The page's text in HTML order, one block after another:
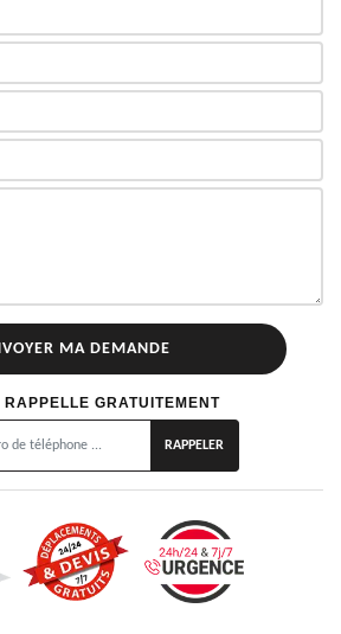
RAPPELLE GRATUITEMENT